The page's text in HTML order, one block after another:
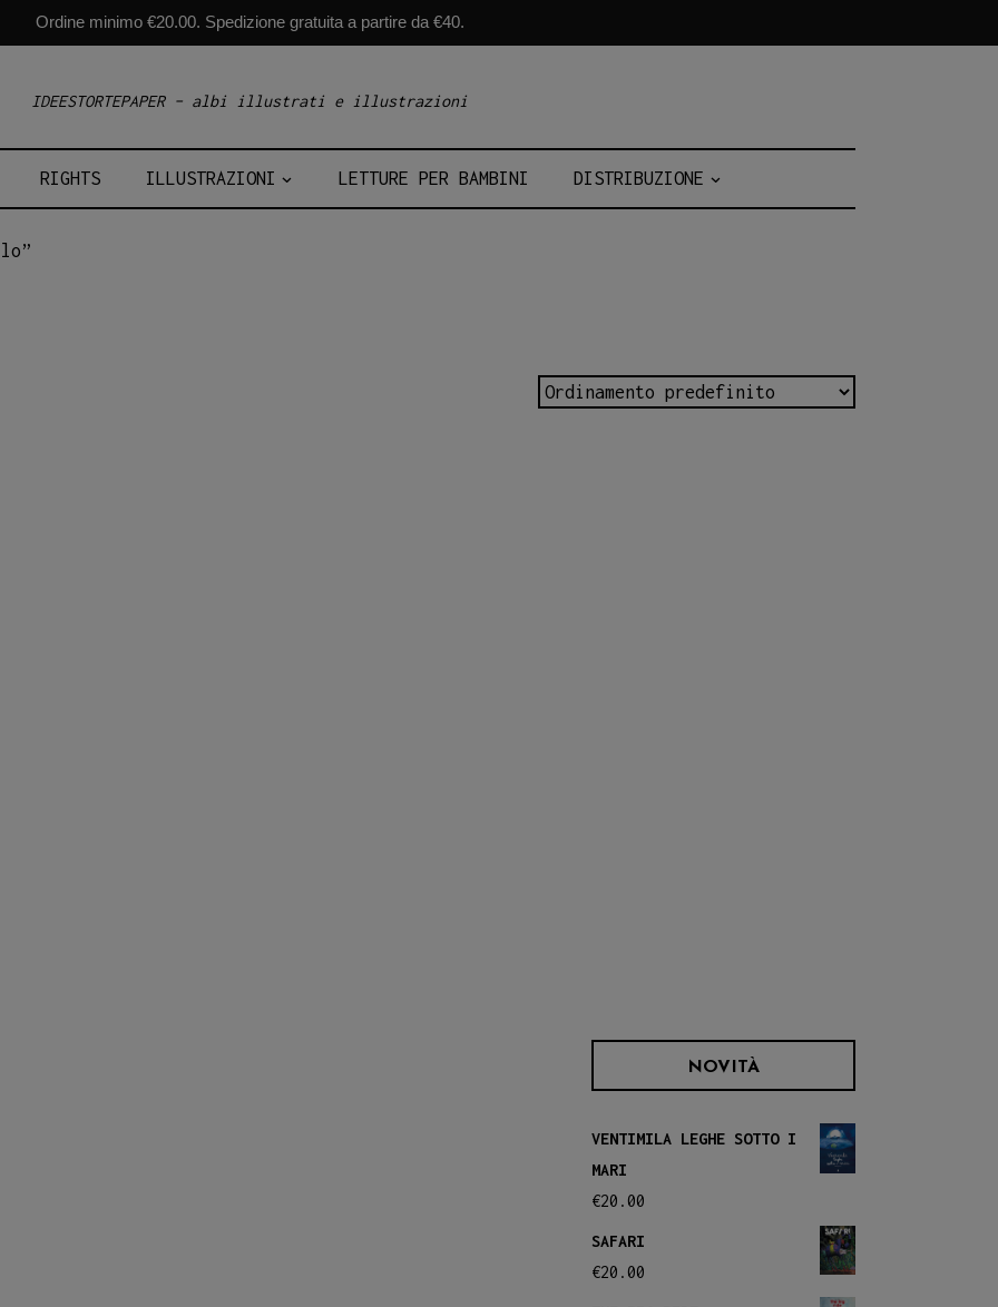
Ordine minimo €20.00. Spedizione gratuita a partire da €40.
IDEESTORTEPAPER – albi illustrati e illustrazioni
RIGHTS ILLUSTRAZIONI LETTURE PER BAMBINI DISTRIBUZIONE
NOVITÀ
VENTIMILA LEGHE SOTTO I
MARI
€20.00
SAFARI
€20.00